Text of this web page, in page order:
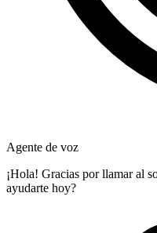
Agente de voz
¡Hola! Gracias por llamar al
ayudarte hoy?